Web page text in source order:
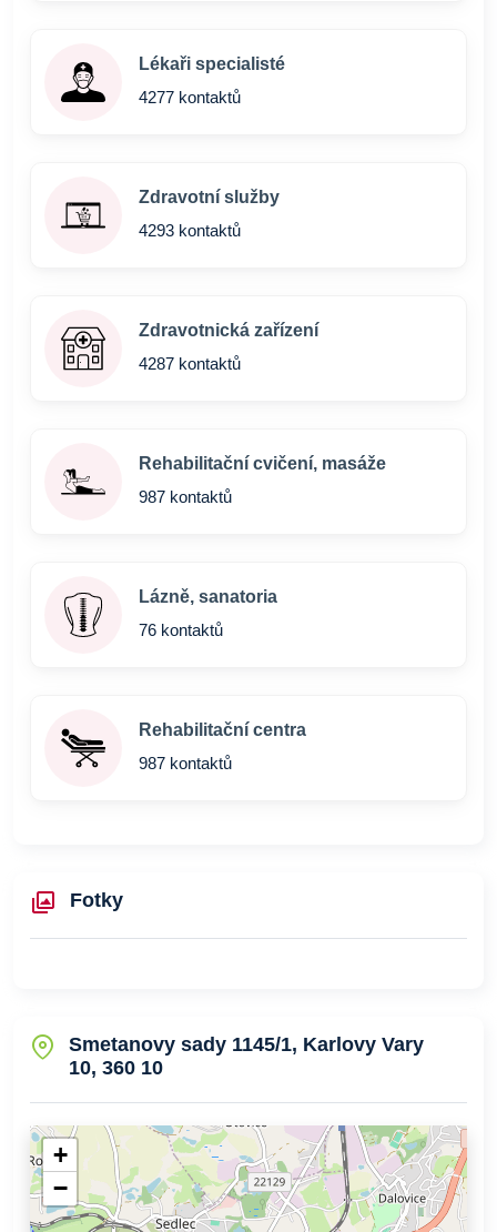
Lékaři specialisté
4277 kontaktů
Zdravotní služby
4293 kontaktů
Zdravotnická zařízení
4287 kontaktů
Rehabilitační cvičení, masáže
987 kontaktů
Lázně, sanatoria
76 kontaktů
Rehabilitační centra
987 kontaktů
Fotky
Smetanovy sady 1145/1, Karlovy Vary
10, 360 10
+
−